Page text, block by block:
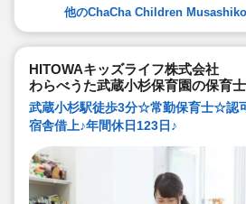
他のChaCha Children
HITOWAキッズライフ株式会社
わらべうた武蔵小杉保育園の保育
武蔵小杉駅徒歩3分☆常勤保育士☆
宿舎借上♪年間休日123日♪